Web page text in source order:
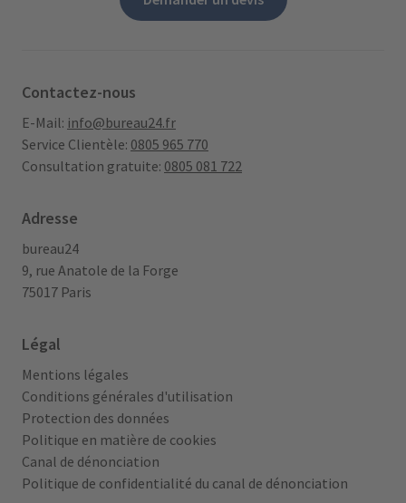
Contactez-nous
E-Mail: info@bureau24.fr
Service Clientèle: 0805 965 770
Consultation gratuite: 0805 081 722
Adresse
bureau24
9, rue Anatole de la Forge
75017 Paris
Légal
Mentions légales
Conditions générales d'utilisation
Protection des données
Politique en matière de cookies
Canal de dénonciation
Politique de confidentialité du canal de dénonciation